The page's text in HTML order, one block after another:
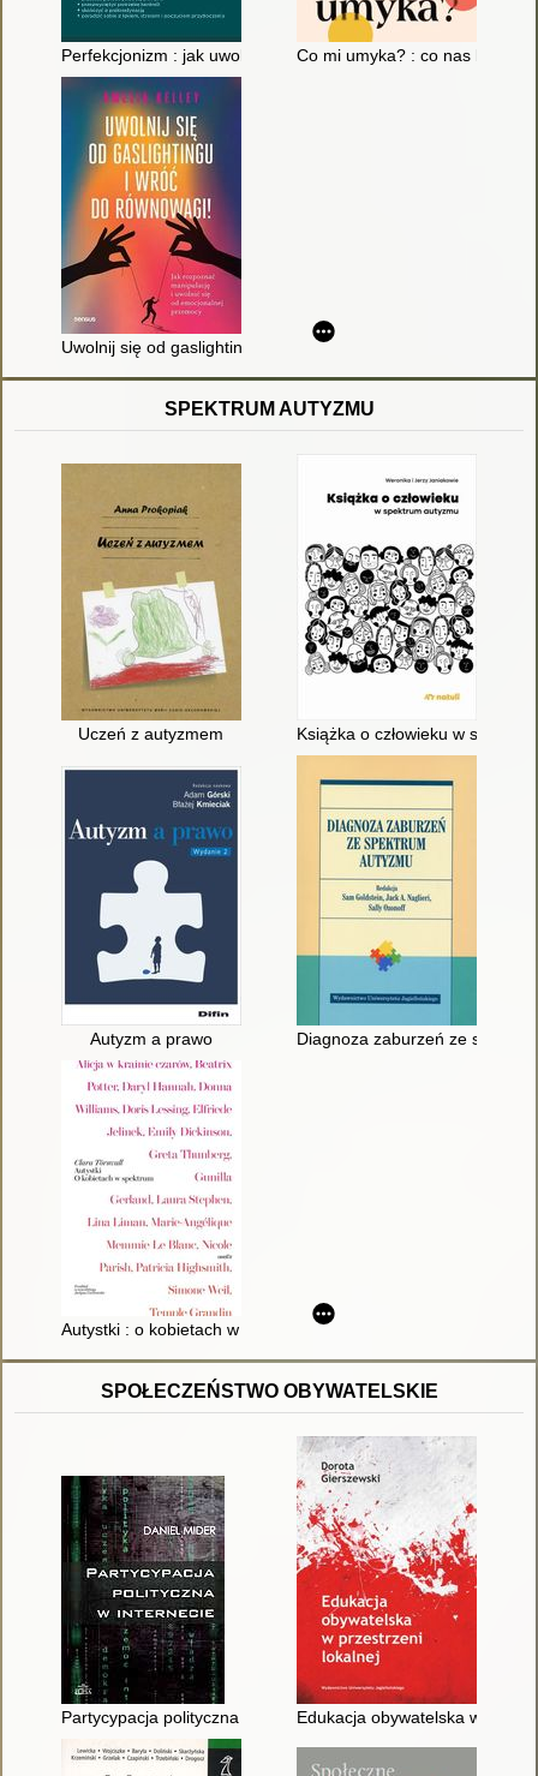
Perfekcjonizm : jak uwolnić się od samokrytyki, zbudować
Co mi umyka? : co nas
Uwolnij się od gaslightingu i wróć do równowagi! : jak
SPEKTRUM AUTYZMU
Uczeń z autyzmem Książka o człowieku w
Autyzm a prawo Diagnoza zaburzeń ze
Autystki : o kobietach w spektrum
SPOŁECZEŃSTWO OBYWATELSKIE
Partycypacja polityczna w internecie : studium politologiczne
Edukacja obywatelska w